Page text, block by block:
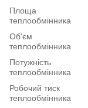
Площа
теплообмінника
Об'єм
теплообмінника
Потужність
теплообмінника
Робочий тиск
теплообмінника